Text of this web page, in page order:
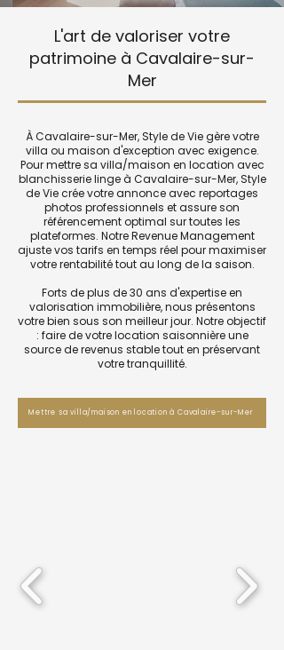
L'art de valoriser votre
patrimoine à Cavalaire-sur-
Mer
À Cavalaire-sur-Mer, Style de Vie gère votre
villa ou maison d'exception avec exigence.
Pour mettre sa villa/maison en location avec
blanchisserie linge à Cavalaire-sur-Mer, Style
de Vie crée votre annonce avec reportages
photos professionnels et assure son
référencement optimal sur toutes les
plateformes. Notre Revenue Management
ajuste vos tarifs en temps réel pour maximiser
votre rentabilité tout au long de la saison.
Forts de plus de 30 ans d'expertise en
valorisation immobilière, nous présentons
votre bien sous son meilleur jour. Notre objectif
: faire de votre location saisonnière une
source de revenus stable tout en préservant
votre tranquillité.
Mettre sa villa/maison en location à Cavalaire-sur-Mer